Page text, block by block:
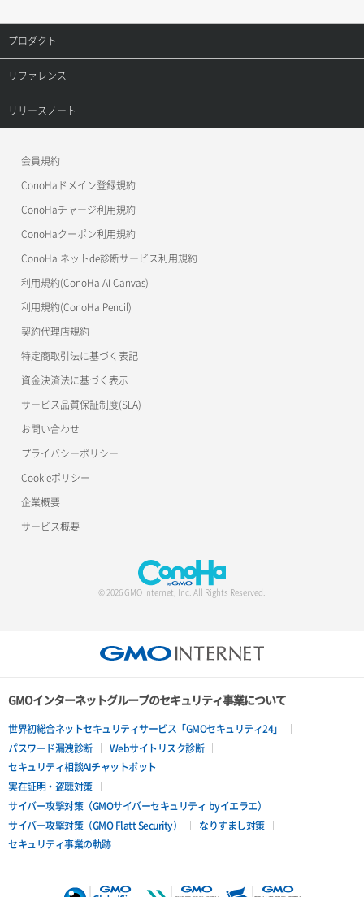
ネットワーク一覧取得
ネットワーク作成（ローカルネットワーク用）
ネットワーク削除（ローカルネットワーク用）
ネットワーク詳細取得
ポート一覧取得
ポート作成（ローカルネットワーク用）
ポート作成（追加IP用）
ポート削除
ポート詳細取得
メンバー更新
メンバー詳細取得
メンバー追加
リスナー作成
リスナー削除
リスナー更新
リスナー詳細取得
ロードバランサー一覧取得
ロードバランサー削除
ロードバランサー更新
ロードバランサー詳細取得
ロードバランサー追加
オブジェクト複製
オブジェクト詳細取得
コンテナ一覧取得
コンテナ作成
コンテナ削除
ラージオブジェクトアップロード(DLO)
一時的Web公開
レコード更新
レコード詳細取得
プロダクト
プロダクトトップ
ConoHa VPS(Ver.3.0)
ConoHa for GAME
リファレンス
リファレンストップ
OpenStack CLI
Terraform
s3cmd
公開API(ConoHa VPS Ver.2.0)
リリースノート
会員規約
ConoHaドメイン登録規約
ConoHaチャージ利用規約
ConoHaクーポン利用規約
ConoHa ネットde診断サービス利用規約
利用規約(ConoHa AI Canvas)
利用規約(ConoHa Pencil)
契約代理店規約
特定商取引法に基づく表記
資金決済法に基づく表示
サービス品質保証制度(SLA)
お問い合わせ
プライバシーポリシー
Cookieポリシー
企業概要
サービス概要
© 2026 GMO Internet, Inc. All Rights Reserved.
GMOインターネットグループのセキュリティ事業について
世界初総合ネットセキュリティサービス「GMOセキュリティ24」
パスワード漏洩診断
Webサイトリスク診断
セキュリティ相談AIチャットボット
実在証明・盗聴対策
サイバー攻撃対策（GMOサイバーセキュリティ byイエラエ）
サイバー攻撃対策（GMO Flatt Security）
なりすまし対策
セキュリティ事業の軌跡